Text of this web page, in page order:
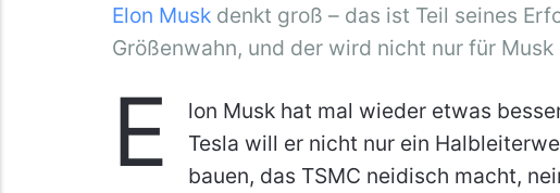
Elon Muskdenkt groß – das ist Teil seines
Größenwahn, und der wird nicht nur für Musk
E
lon Musk hat mal wieder etwas
Tesla will er nicht nur ein
bauen, das TSMC neidisch macht,